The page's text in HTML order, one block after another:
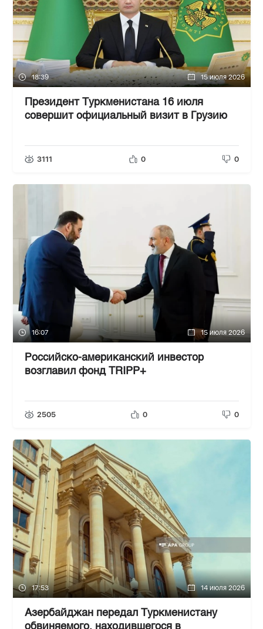
18:39 15 июля 2026
Президент Туркменистана 16 июля
совершит официальный визит в Грузию
3111 0 0
16:07 15 июля 2026
Российско-американский инвестор
возглавил фонд TRIPP+
2505 0 0
17:53 14 июля 2026
Азербайджан передал Туркменистану
обвиняемого, находившегося в